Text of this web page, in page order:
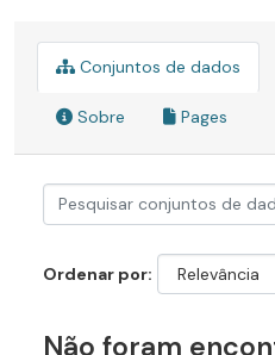
Conjuntos de dados
Sobre Pages
Ordenar por
Não foram